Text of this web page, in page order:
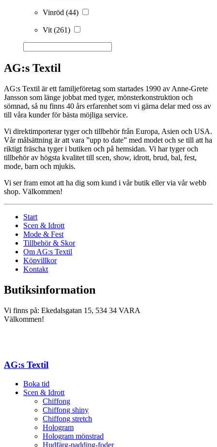
Vinröd (44)
Vit(261)
AG:s Textil
AG:s Textil är ett familjeföretag som startades 1990 av Anne-Grete
Jansson som länge jobbat med tyger, mönsterkonstruktion och
sömnad, så nu finns 40 års erfarenhet som vi gärna delar med oss av
till våra kunder för bästa möjliga service.
Vi direktimporterar tyger och tillbehör från Europa, Asien och USA.
Vår målsättning är att vara ”upp to date” med modet och se till att ha
riktigt fräscha tyger i butiken och på hemsidan. Vi har tyger och
tillbehör av högsta kvalitet till scen, show, idrott, brud, bal, fest,
mode, barn och mjukis.
Vi ser fram emot att ha dig som kund i vår butik eller via vår webb
shop. Välkommen!
Start
Scen & Idrott
Mode & Fest
Tillbehör & Skor
Om AG:s Textil
Köpvillkor
Kontakt
Butiksinformation
Vi finns på: Ekedalsgatan 15, 534 34 VARA
Välkommen!
AG:s Textil
Boka tid
Scen & Idrott
Chiffong
Chiffong shiny
Chiffong stretch
Hologram
Hologram mönstrad
Hudfärg-padding-foder